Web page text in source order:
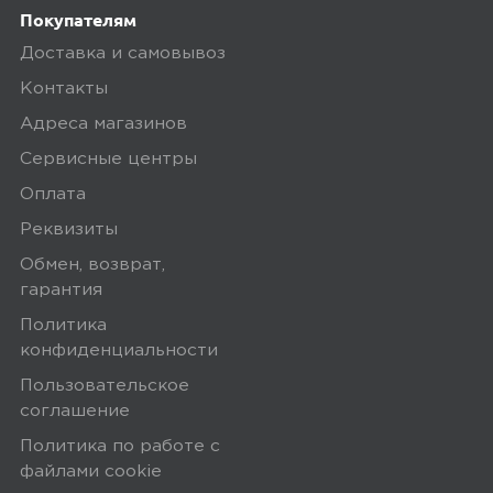
Возможность замены ремешка
Защита от пыли
есть
Защита от влаги
есть
Покупателям
Доставка и самовывоз
Контакты
Адреса магазинов
Сервисные центры
Оплата
Реквизиты
Обмен, возврат,
гарантия
Политика
конфиденциальности
Пользовательское
соглашение
Политика по работе с
файлами сookie